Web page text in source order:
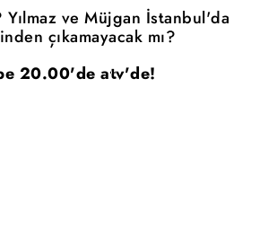
ve Müjgan İstanbul'da
çıkamayacak mı?
20.00'de atv'de!